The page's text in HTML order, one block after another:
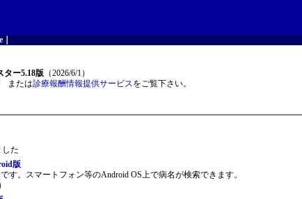
ター5.18版 （2026/6/1）
または診療報酬情報提供サービスをご覧下さい。
した
版
す。スマートフォン等のAndroid OS上で病名が検索できます。